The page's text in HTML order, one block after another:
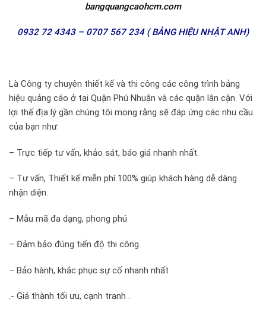
bangquangcaohcm.com
0932 72 4343 – 0707 567 234 ( BẢNG HIỆU NHẬT ANH)
Là Công ty chuyên thiết kế và thi công các công trình bảng
hiệu quảng cáo ở tại Quận Phú Nhuận và các quận lân cận. Với
lợi thế địa lý gần chúng tôi mong rằng sẽ đáp ứng các nhu cầu
của bạn như:
– Trực tiếp tư vấn, khảo sát, báo giá nhanh nhất.
– Tư vấn, Thiết kế miễn phí 100% giúp khách hàng dễ dàng
nhận diện.
– Mẫu mã đa dạng, phong phú
– Đảm bảo đúng tiến độ thi công.
– Bảo hành, khắc phục sự cố nhanh nhất
.- Giá thành tối ưu, cạnh tranh .